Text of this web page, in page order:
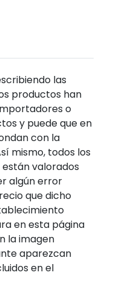
las
productos han
o
y puede que en
con la
mismo, todos los
valorados
algún error
que dicho
en esta página
la imagen
aparezcan
en el